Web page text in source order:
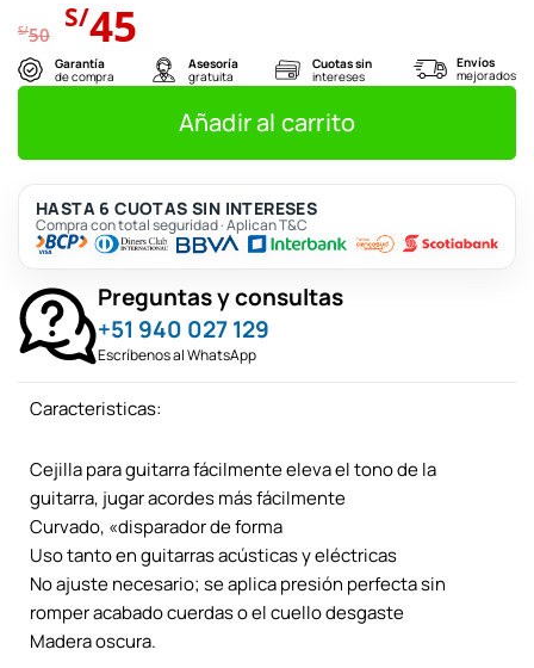
S/50 El
precio
original
era:
S/45 precio
actual
es:
S/45.
Garantía
de compra
Asesoría
gratuita
Cuotas sin
intereses
Envíos
mejorados
Añadir al carrito
HASTA 6 CUOTAS SIN INTERESES
Compra con total seguridad · Aplican T&C
Preguntas y consultas
+51 940 027 129
Escríbenos al WhatsApp
Caracteristicas:
Cejilla para guitarra fácilmente eleva el tono de la
guitarra, jugar acordes más fácilmente
Curvado, «disparador de forma
Uso tanto en guitarras acústicas y eléctricas
No ajuste necesario; se aplica presión perfecta sin
romper acabado cuerdas o el cuello desgaste
Madera oscura.